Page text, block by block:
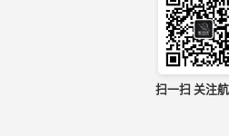
扫一扫 关注